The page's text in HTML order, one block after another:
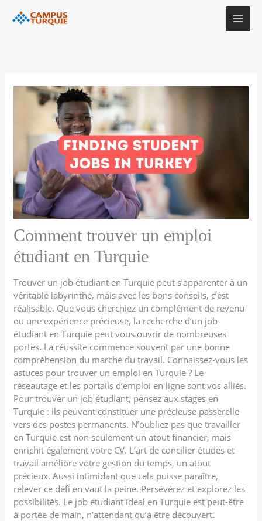
Comment trouver un emploi
étudiant en Turquie
Trouver un job étudiant en Turquie peut s’apparenter à un
véritable labyrinthe, mais avec les bons conseils, c’est
réalisable. Que vous cherchiez un complément de revenu
ou une expérience précieuse, la recherche d’un job
étudiant en Turquie peut vous ouvrir de nombreuses
portes. La réussite commence souvent par une bonne
compréhension du marché du travail. Connaissez-vous les
astuces pour trouver un emploi en Turquie ? Le
réseautage et les portails d’emploi en ligne sont vos alliés.
Pour trouver un job étudiant, pensez aux stages en
Turquie : ils peuvent constituer une précieuse passerelle
vers des postes permanents. N’oubliez pas que travailler
en Turquie est non seulement un atout financier, mais
enrichit également votre CV. L’art de concilier études et
travail améliore votre gestion du temps, un atout
précieux. Aussi intimidant que cela puisse paraître,
relever ce défi en vaut la peine. Persévérez et explorez les
possibilités. Le job étudiant idéal en Turquie est peut-être
à portée de main, n’attendant qu’à être découvert.